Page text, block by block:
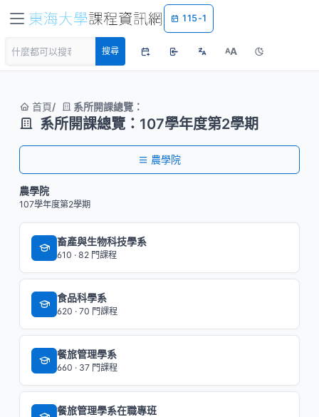
115-1
搜尋 AA
首頁 系所開課總覽：
系所開課總覽：107學年度第2學期
農學院
農學院
107學年度第2學期
畜產與生物科技學系
610 · 82 門課程
食品科學系
620 · 70 門課程
餐旅管理學系
660 · 37 門課程
餐旅管理學系在職專班